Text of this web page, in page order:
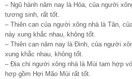
– Ngũ hành năm nay là Hỏa, của người
tương sinh, rất tốt.
– Thiên can của người xông nhà là Tân,
này xung khắc nhau, không tốt.
– Thiên can năm nay là Đinh, của người
xung khắc nhau, không tốt.
– Địa chi người xông nhà là Mùi tam hợp
hợp gồm Hợi Mão Mùi rất tốt.